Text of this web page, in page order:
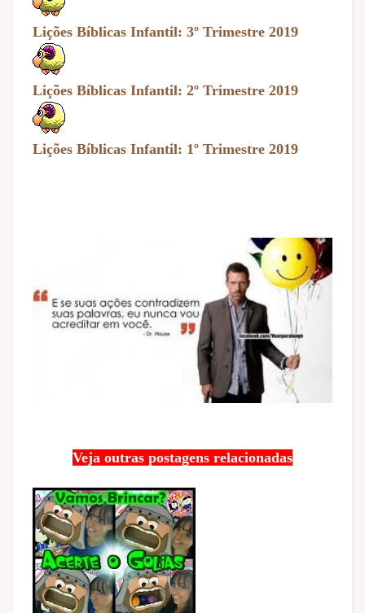
Lições Bíblicas Infantil: 3º Trimestre 2019
Lições Bíblicas Infantil: 2º Trimestre 2019
Lições Bíblicas Infantil: 1º Trimestre 2019
Veja outras postagens relacionadas